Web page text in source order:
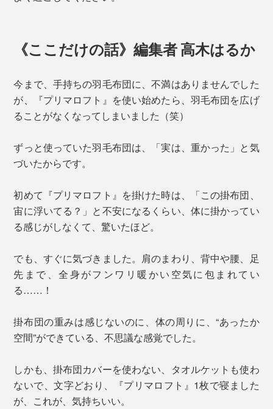
《ここだけの話》編集者 高木はるか
今まで、手持ちの羽毛布団に、不満はありませんでした
が、『プリマロフト』を使い始めたら、羽毛布団を広げ
ることがなくなってしまいました（笑）
ずっと使っていた羽毛布団は、「実は、重かった」と気
づいたからです。
初めて『プリマロフト』を掛けた時は、「この掛布団、
宙に浮いてる？」と不安になるくらい、体に掛かってい
る感じがしなくて、驚いたほど。
でも、すぐに気づきました。肩のまわり、背中や腰、足
先まで、全身がフンワリ暖かい空気に包まれてい
る……！
掛布団の重みは感じないのに、体の周りに、“あったか
空間”ができている、不思議な感覚でした。
しかも、掛布団カバーを使わない、タオルケットも使わ
ないで、文字どおり、『プリマロフト』1枚で寝ました
が、これが、気持ちいい。